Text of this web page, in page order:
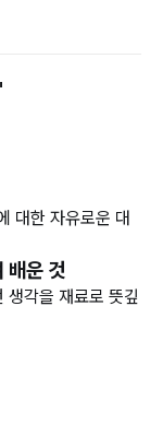
대한 자유로운 대
배운 것
생각을 재료로 뜻깊